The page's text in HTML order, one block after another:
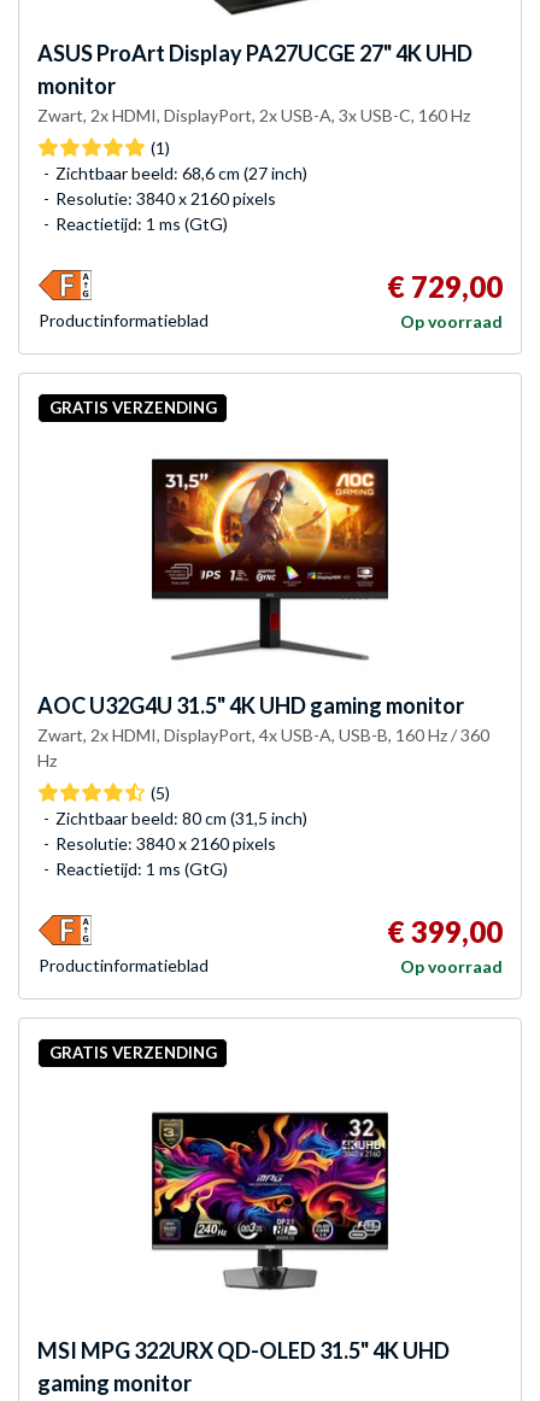
ASUSProArt Display PA27UCGE 27" 4K UHD
monitor
Zwart, 2x HDMI, DisplayPort, 2x USB-A, 3x USB-C, 160 Hz
(1)
Zichtbaar beeld: 68,6 cm (27 inch)
Resolutie: 3840 x 2160 pixels
Reactietijd: 1 ms (GtG)
€ 729,00
Op voorraad
Product­informatieblad
GRATIS VERZENDING
AOCU32G4U 31.5" 4K UHD gaming monitor
Zwart, 2x HDMI, DisplayPort, 4x USB-A, USB-B, 160 Hz / 360
Hz
(5)
Zichtbaar beeld: 80 cm (31,5 inch)
Resolutie: 3840 x 2160 pixels
Reactietijd: 1 ms (GtG)
€ 399,00
Op voorraad
Product­informatieblad
GRATIS VERZENDING
MSI MPG 322URX QD-OLED 31.5" 4K UHD
gaming monitor